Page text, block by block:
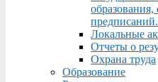
Локальные
Отчеты о
Охрана труда
Образование